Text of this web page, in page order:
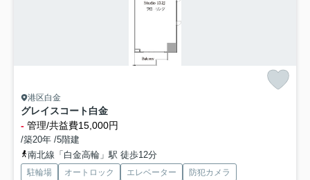
港区白金
グレイスコート白金
- 管理/共益費15,000円
/築20年 /5階建
南北線「白金高輪」駅 徒歩12分
駐輪場 オートロック エレベーター
防犯カメラ